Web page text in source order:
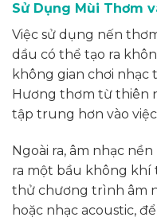
Sử Dụng Mùi Thơm
Việc sử dụng nến
dầu có thể tạo ra
không gian chơi
Hương thơm từ thiên
tập trung hơn vào
Ngoài ra, âm nhạc
ra một bầu không khí
thử chương trình âm
hoặc nhạc acoustic,